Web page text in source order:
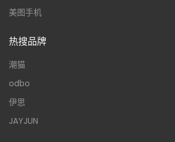
美图手机
热搜品牌
潮猫
odbo
伊思
JAYJUN